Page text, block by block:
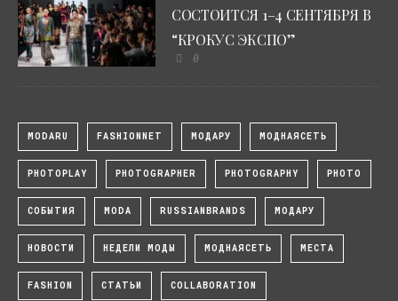
СОСТОИТСЯ 1–4 СЕНТЯБРЯ В
“КРОКУС ЭКСПО”
0
MODARU FASHIONNET МОДАРУ МОДНАЯСЕТЬ
PHOTOPLAY PHOTOGRAPHER PHOTOGRAPHY PHOTO
СОБЫТИЯ MODA RUSSIANBRANDS МОДАРУ
НОВОСТИ НЕДЕЛИ МОДЫ МОДНАЯСЕТЬ МЕСТА
FASHION СТАТЬИ COLLABORATION